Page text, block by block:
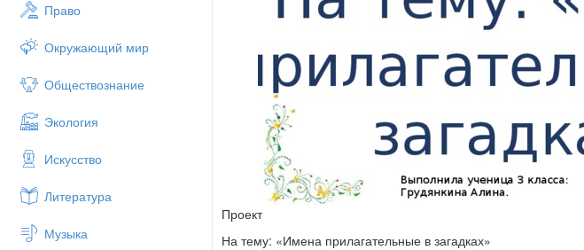
Право
Окружающий мир
Обществознание
Экология
Искусство
Литература
Музыка
Проект
На тему: «Имена прилагательные в загадках»